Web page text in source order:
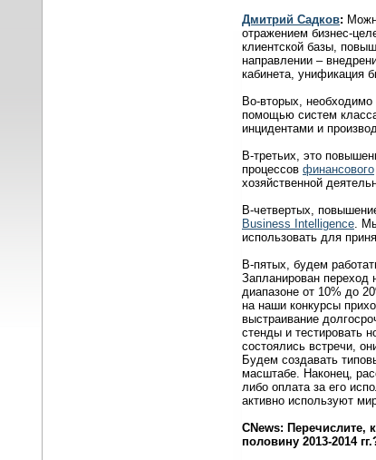
Дмитрий Садков:
отражением бизнес-
клиентской базы,
направлении –
кабинета, унификация
Во-вторых, необходимо
помощью систем
инцидентами и
В-третьих, это
процессов финансового
хозяйственной
В-четвертых,
Business Intelligence .
использовать для
В-пятых, будем
Запланирован переход
диапазоне от 10% до
на наши конкурсы
выстраивание
стенды и тестировать
состоялись встречи,
Будем создавать
масштабе. Наконец,
либо оплата за его
активно используют
CNews: Перечислите,
половину 2013-2014